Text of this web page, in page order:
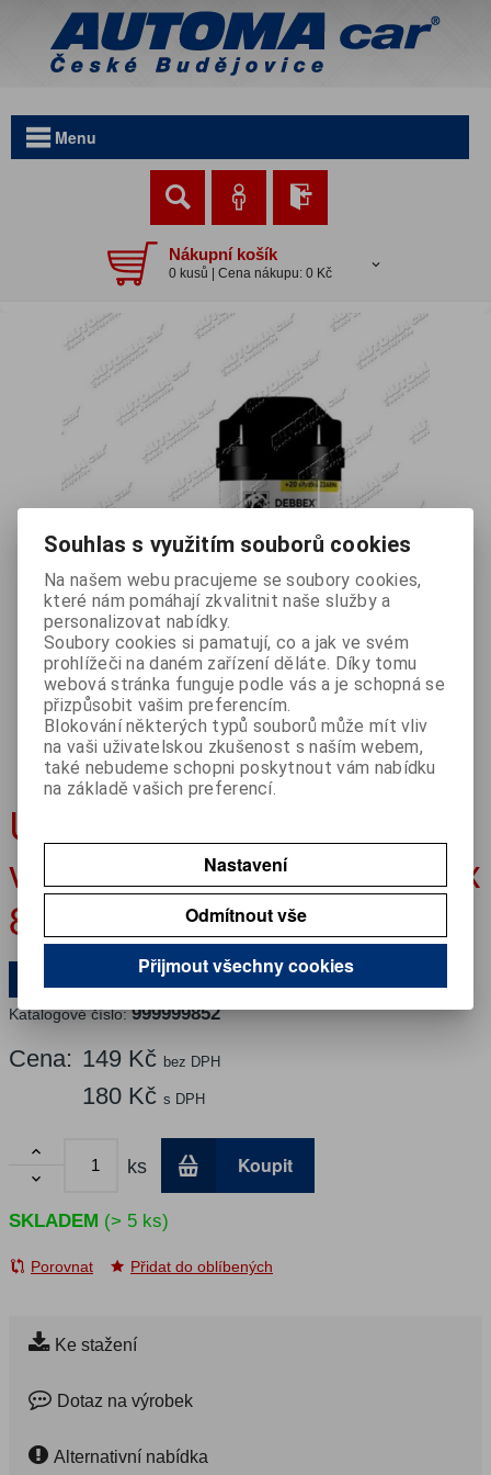
Menu
Nákupní košík
0 kusů | Cena nákupu: 0 Kč
Ubrousek čistící na ruce
vlhčený Extra silný Debbex
80 + 20ks zdarma
Katalogové číslo: 999999852
Cena: 149 Kč bez DPH
180 Kčs DPH


ks Koupit
SKLADEM (> 5 ks)
Porovnat Přidat do oblíbených
Ke stažení
Dotaz na výrobek
Alternativní nabídka
Souhlas s využitím souborů cookies
Na našem webu pracujeme se soubory cookies,
které nám pomáhají zkvalitnit naše služby a
personalizovat nabídky.
Soubory cookies si pamatují, co a jak ve svém
prohlížeči na daném zařízení děláte. Díky tomu
webová stránka funguje podle vás a je schopná se
přizpůsobit vašim preferencím.
Blokování některých typů souborů může mít vliv
na vaši uživatelskou zkušenost s naším webem,
také nebudeme schopni poskytnout vám nabídku
na základě vašich preferencí.
Nastavení
Odmítnout vše
Přijmout všechny cookies